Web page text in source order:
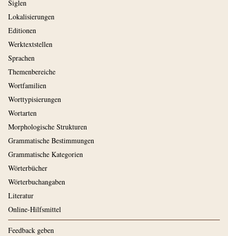
Siglen
Lokalisierungen
Editionen
Werktextstellen
Sprachen
Themenbereiche
Wortfamilien
Worttypisierungen
Wortarten
Morphologische Strukturen
Grammatische Bestimmungen
Grammatische Kategorien
Wörterbücher
Wörterbuchangaben
Literatur
Online-Hilfsmittel
Feedback geben